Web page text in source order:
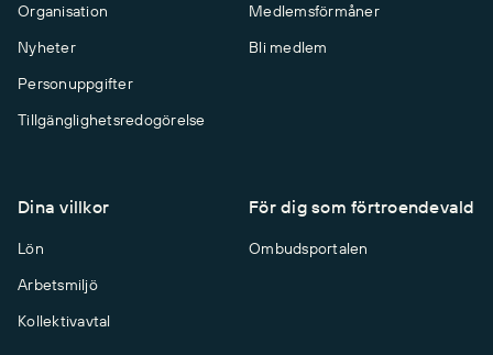
Organisation
Nyheter
Personuppgifter
Tillgänglighetsredogörelse
Medlemsförmåner
Bli medlem
Dina villkor
Lön
Arbetsmiljö
Kollektivavtal
För dig som förtroendevald
Ombudsportalen